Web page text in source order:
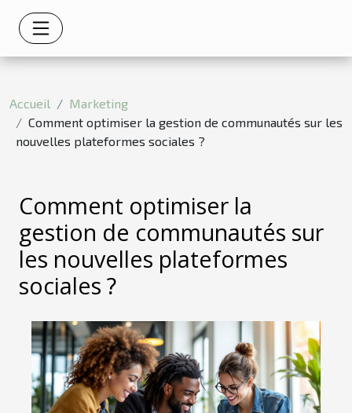
Accueil
Marketing
Comment optimiser la gestion de communautés sur les
nouvelles plateformes sociales ?
Comment optimiser la
gestion de communautés sur
les nouvelles plateformes
sociales ?